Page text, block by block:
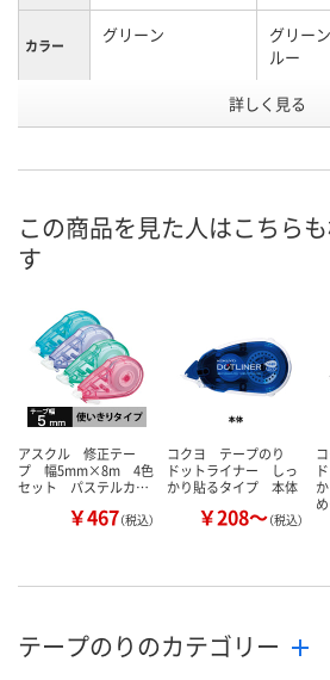
カラー グリーン
グリー
ルー
8215341
8月10日（
詳しく見る
この商品を見た人はこちら
す
アスクル 修正テー
プ 幅5mm×8m 4色
セット パステルカ…
￥467（税込）
コクヨ テープのり
ドットライナー しっ
かり貼るタイプ 本体
￥208～（税込）
テープのりのカテゴリー